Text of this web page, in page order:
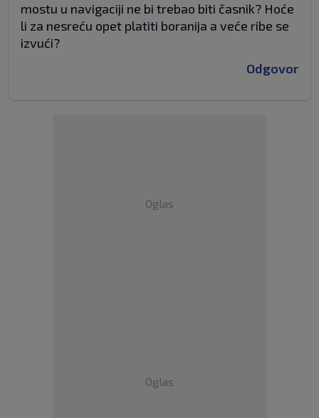
mostu u navigaciji ne bi trebao biti časnik? Hoće
li za nesreću opet platiti boranija a veće ribe se
izvući?
Odgovor
Oglas
Oglas